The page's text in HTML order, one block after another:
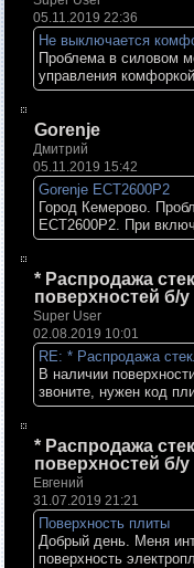
05.11.2019 22:36
Не выключается
Проблема в силовом
управления
Gorenje
Дмитрий
05.11.2019 15:42
Gorenje ECT2600P2
Город Кемерово.
ECT2600P2. При
* Распродажа
поверхностей б/у
Super User
02.08.2019 10:01
RE: * Распродажа
В наличии
звоните, нужен код
* Распродажа
поверхностей б/у
Евгений
31.07.2019 21:21
Поверхность плиты
Добрый день. Меня
поверхность